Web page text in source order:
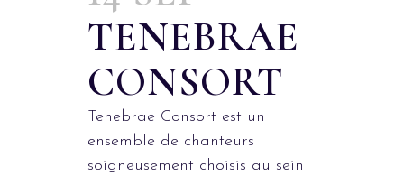
TENEBRAE
CONSORT
Tenebrae Consort est un
ensemble de chanteurs
soigneusement choisis au sein